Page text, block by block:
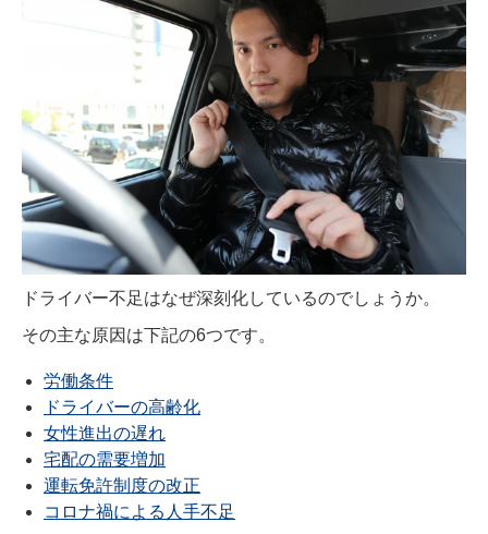
ドライバー不足はなぜ深刻化しているのでしょうか。
その主な原因は下記の6つです。
労働条件
ドライバーの高齢化
女性進出の遅れ
宅配の需要増加
運転免許制度の改正
コロナ禍による人手不足